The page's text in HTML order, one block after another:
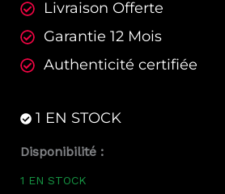
Livraison Offerte
Garantie 12 Mois
Authenticité certifiée
1 EN STOCK
Disponibilité :
1 EN STOCK
quantité